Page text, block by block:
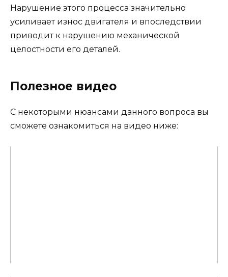
Нарушение этого процесса значительно
усиливает износ двигателя и впоследствии
приводит к нарушению механической
целостности его деталей.
Полезное видео
С некоторыми нюансами данного вопроса вы
сможете ознакомиться на видео ниже: